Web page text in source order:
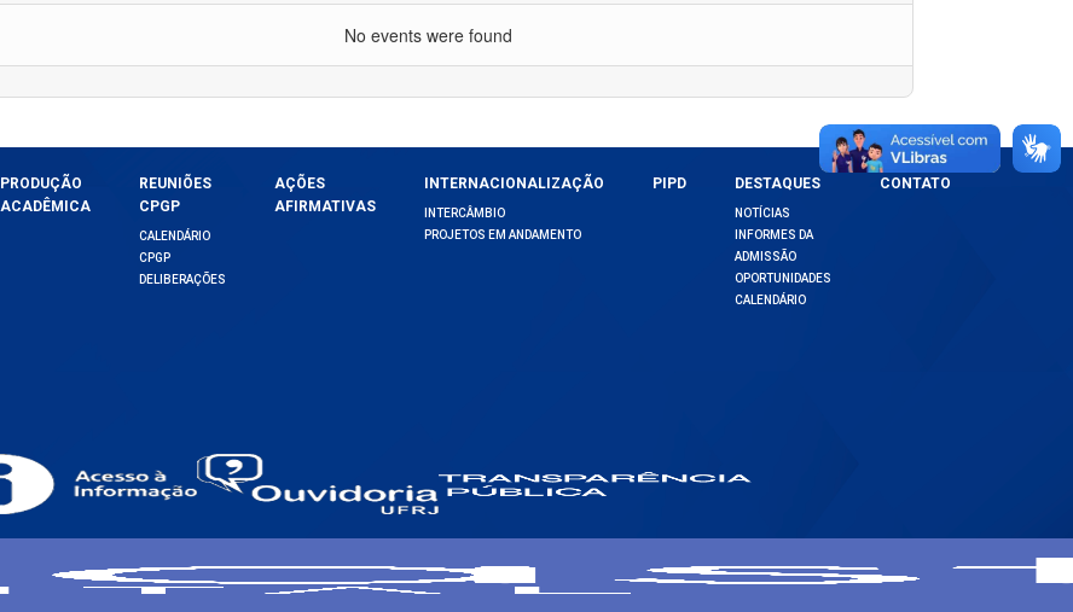
No events were found
PRODUÇÃO
ACADÊMICA
REUNIÕES
CPGP
CALENDÁRIO
CPGP
DELIBERAÇÕES
AÇÕES
AFIRMATIVAS
INTERNACIONALIZAÇÃO
INTERCÂMBIO
PROJETOS EM ANDAMENTO
PIPD DESTAQUES
NOTÍCIAS
INFORMES DA
ADMISSÃO
OPORTUNIDADES
CALENDÁRIO
CONTATO